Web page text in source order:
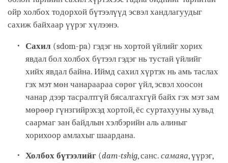
ойр холбох тодорхой бүтээлүүд эсвэл хандлагуудыг
сахиж байхаар үүрэг хүлээнэ.
Сахил (sdom-pa) гэдэг нь хортой үйлийг хорих
явдал бол холбох бүтээл гэдэг нь тустай үйлийг
хийх явдал байна. Иймд сахил хүртэх нь амь таслах
гэх мэт мөн чанараараа сөрөг үйл, эсвэл хоосон
чанар дээр тасралтгүй бясалгахгүй байх гэх мэт зам
мөрөөр гүнзгийрэхэд хортой, ёс суртахууны хувьд
саармаг зан байдлын хэлбэрийн аль алиныг
хорихоор амлахыг шаардана.
Холбох бүтээлийг (dam-tshig, санс.самаяа, үүрэг,